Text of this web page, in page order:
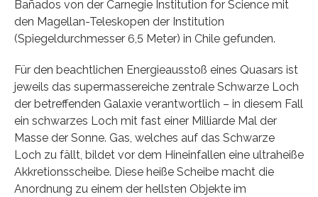
Bañados von der Carnegie Institution for Science mit
den Magellan-Teleskopen der Institution
(Spiegeldurchmesser 6,5 Meter) in Chile gefunden.
Für den beachtlichen Energieausstoß eines Quasars ist
jeweils das supermassereiche zentrale Schwarze Loch
der betreffenden Galaxie verantwortlich – in diesem Fall
ein schwarzes Loch mit fast einer Milliarde Mal der
Masse der Sonne. Gas, welches auf das Schwarze
Loch zu fällt, bildet vor dem Hineinfallen eine ultraheiße
Akkretionsscheibe. Diese heiße Scheibe macht die
Anordnung zu einem der hellsten Objekte im